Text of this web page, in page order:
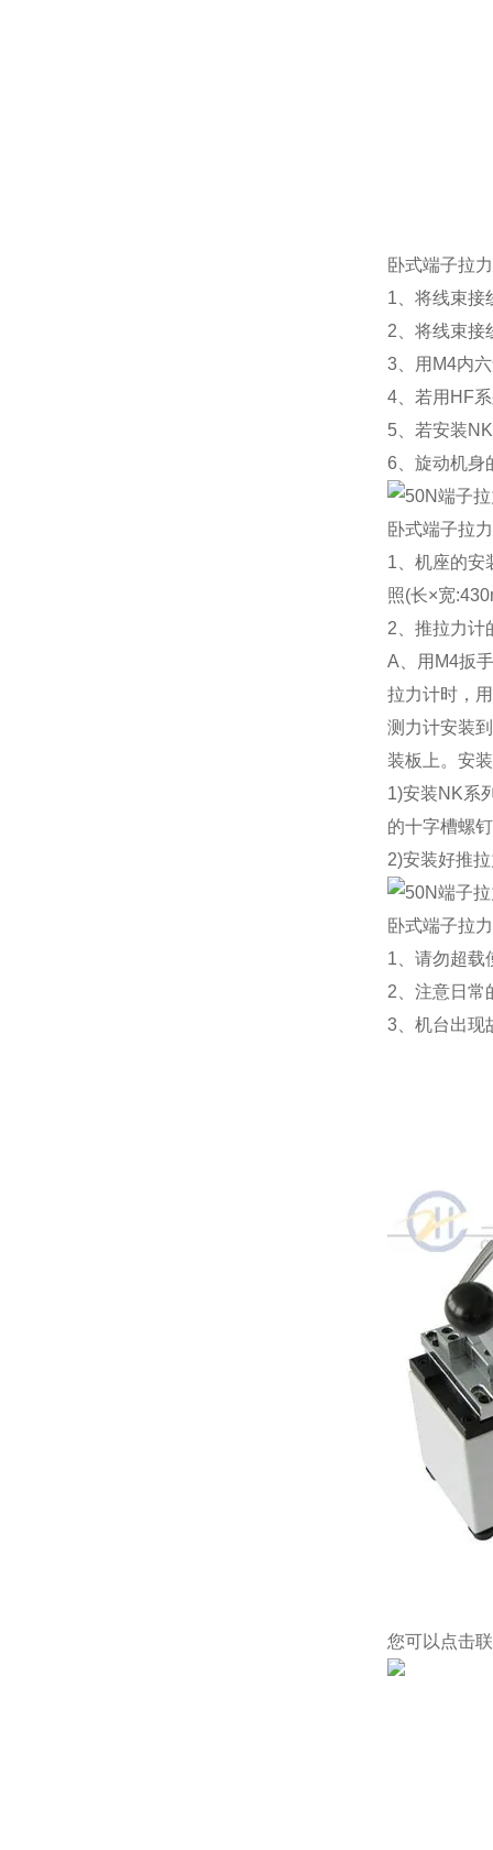
卧式端子拉
1、将线束接
2、将线束接
3、用M4内
4、若用HF
5、若安装
6、旋动机身
卧式端子拉
1、机座的安
照(长×宽
2、推拉力计
A、用M4扳
拉力计时，
测力计安装
装板上。安
1)安装NK系
的十字槽螺
2)安装好推
卧式端子拉
1、请勿超载
2、注意日常
3、机台出现
您可以点击